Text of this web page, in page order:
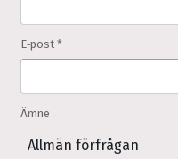
E‑post *
Ämne